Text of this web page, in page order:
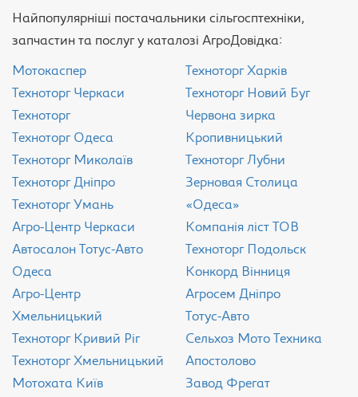
Найпопулярніші постачальники сільгосптехніки,
запчастин та послуг у каталозі АгроДовідка:
Мотокаспер
Техноторг Черкаси
Техноторг
Техноторг Одеса
Техноторг Миколаїв
Техноторг Дніпро
Техноторг Умань
Агро-Центр Черкаси
Aвтосалон Тотус-Авто
Одеса
Агро-Центр
Хмельницький
Техноторг Кривий Ріг
Техноторг Хмельницький
Мотохата Київ
Техноторг Харків
Техноторг Новий Буг
Червона зирка
Кропивницький
Техноторг Лубни
Зерновая Столица
«Одеса»
Компанія ліст ТОВ
Техноторг Подольск
Конкорд Вінниця
Агросем Дніпро
Тотус-Авто
Сельхоз Мото Техника
Апостолово
Завод Фрегат